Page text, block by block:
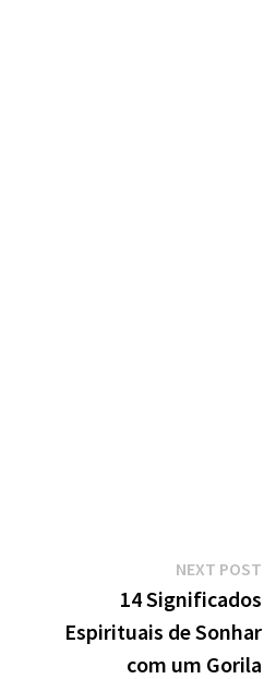
NEXT POST
14 Significados
Espirituais de Sonhar
com um Gorila